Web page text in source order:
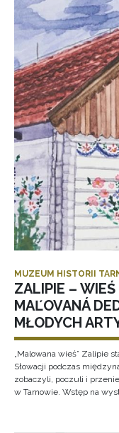
MUZEUM HISTORII
ZALIPIE –
MAĽOVANÁ
MŁODYCH
„Malowana wieś” Zalipie
Słowacji podczas
zobaczyli, poczuli i
w Tarnowie. Wstęp na